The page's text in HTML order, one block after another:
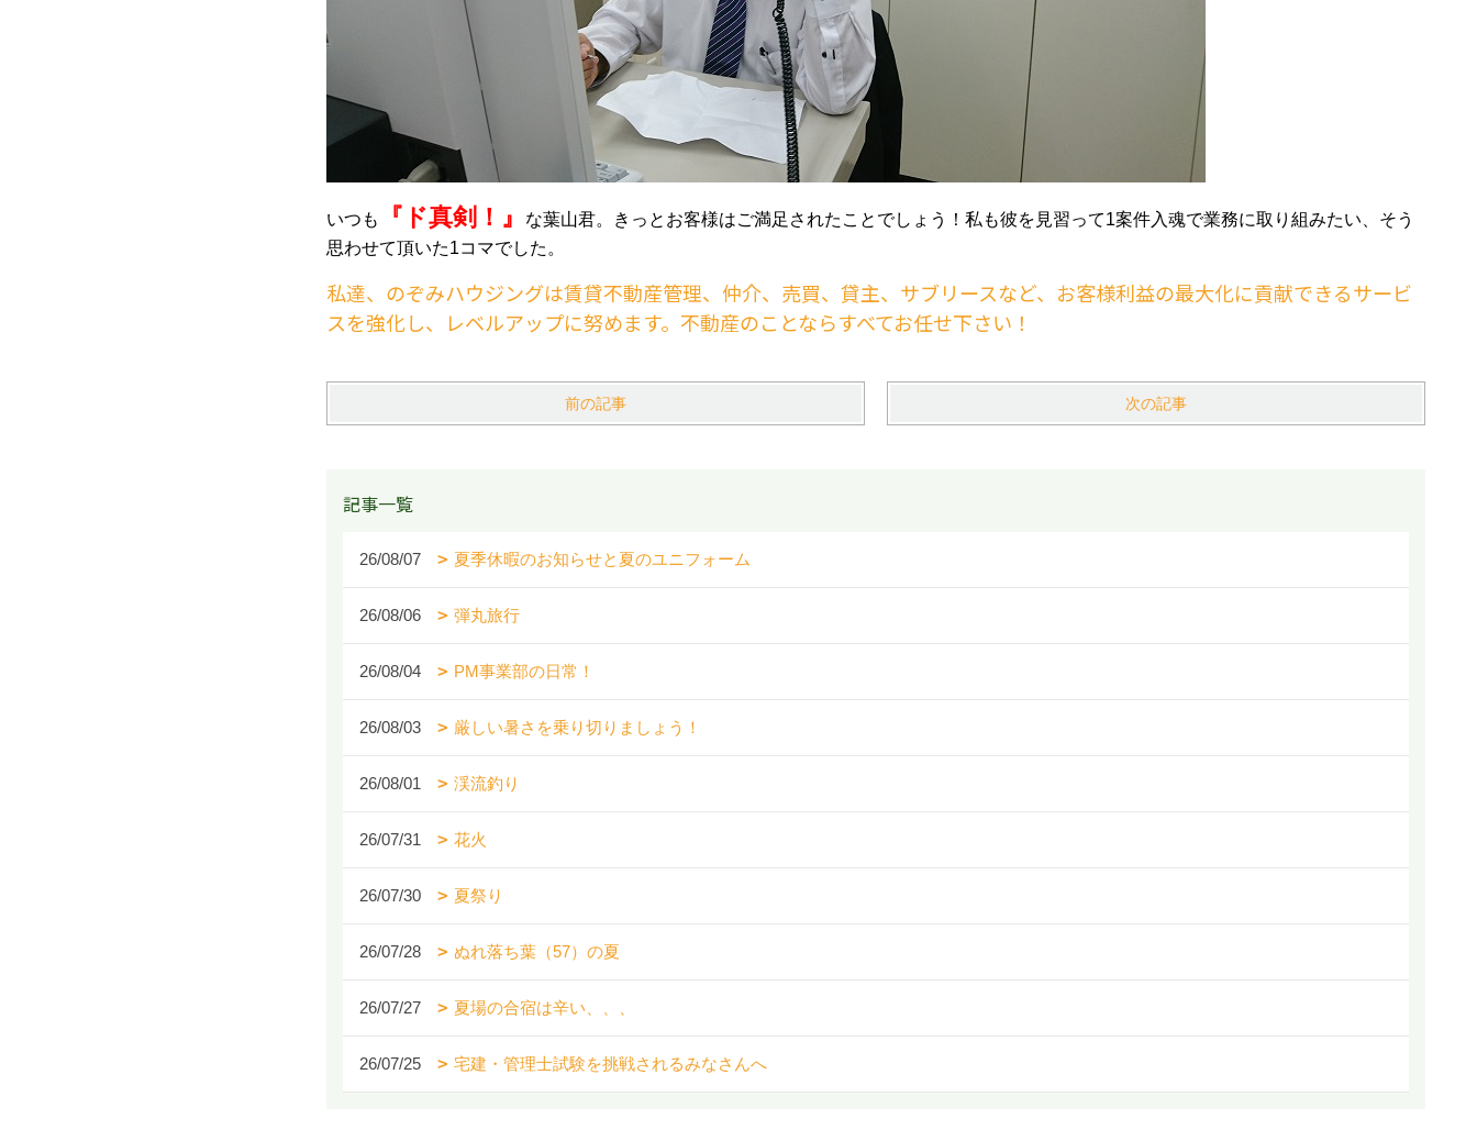
いつも 『ド真剣！』
な葉山君。きっとお客様はご満足されたことでしょう！私も彼を見習って1案件入魂で業務に取り組みたい、そう
思わせて頂いた1コマでした。
私達、のぞみハウジングは賃貸不動産管理、仲介、売買、貸主、サブリースなど、お客様利益の最大化に貢献できるサービ
スを強化し、レベルアップに努めます。不動産のことならすべてお任せ下さい！
前の記事 次の記事
記事一覧
26/08/07 夏季休暇のお知らせと夏のユニフォーム
26/08/06 弾丸旅行
26/08/04 PM事業部の日常！
26/08/03 厳しい暑さを乗り切りましょう！
26/08/01 渓流釣り
26/07/31 花火
26/07/30 夏祭り
26/07/28 ぬれ落ち葉（57）の夏
26/07/27 夏場の合宿は辛い、、、
26/07/25 宅建・管理士試験を挑戦されるみなさんへ